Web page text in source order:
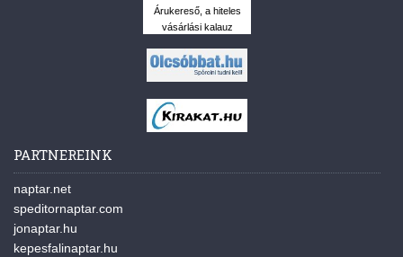
Árukereső, a hiteles
vásárlási kalauz
PARTNEREINK
naptar.net
speditornaptar.com
jonaptar.hu
kepesfalinaptar.hu